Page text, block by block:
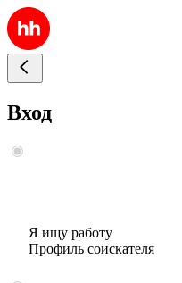
Вход
Я ищу работу
Профиль соискателя